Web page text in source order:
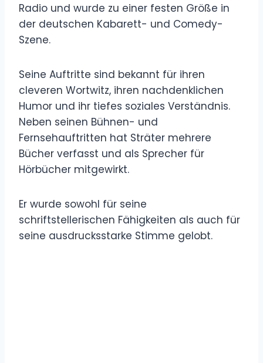
Radio und wurde zu einer festen Größe in
der deutschen Kabarett- und Comedy-
Szene.
Seine Auftritte sind bekannt für ihren
cleveren Wortwitz, ihren nachdenklichen
Humor und ihr tiefes soziales Verständnis.
Neben seinen Bühnen- und
Fernsehauftritten hat Sträter mehrere
Bücher verfasst und als Sprecher für
Hörbücher mitgewirkt.
Er wurde sowohl für seine
schriftstellerischen Fähigkeiten als auch für
seine ausdrucksstarke Stimme gelobt.